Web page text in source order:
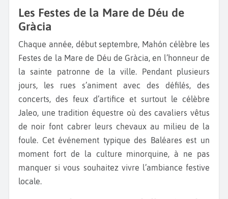
Les Festes de la Mare de Déu de
Gràcia
Chaque année, début septembre, Mahón célèbre les
Festes de la Mare de Déu de Gràcia, en l’honneur de
la sainte patronne de la ville. Pendant plusieurs
jours, les rues s’animent avec des défilés, des
concerts, des feux d’artifice et surtout le célèbre
Jaleo, une tradition équestre où des cavaliers vêtus
de noir font cabrer leurs chevaux au milieu de la
foule. Cet événement typique des Baléares est un
moment fort de la culture minorquine, à ne pas
manquer si vous souhaitez vivre l’ambiance festive
locale.